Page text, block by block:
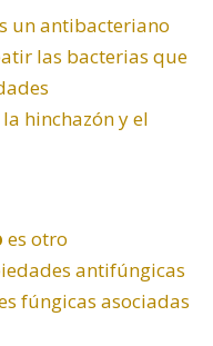
un antibacteriano
las bacterias que
hinchazón y el
es otro
antifúngicas
fúngicas asociadas